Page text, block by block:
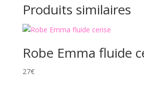
Produits similaires
Robe Emma fluide
27€